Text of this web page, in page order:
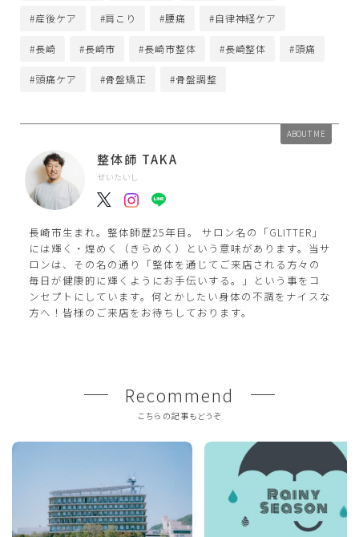
#産後ケア #肩こり #腰痛 #自律神経ケア
#長崎 #長崎市 #長崎市整体 #長崎整体 #頭痛
#頭痛ケア #骨盤矯正 #骨盤調整
ABOUT ME
整体師 TAKA
せいたいし
長崎市生まれ。整体師歴25年目。 サロン名の「GLITTER」
には輝く・煌めく（きらめく）という意味があります。当サ
ロンは、その名の通り「整体を通じてご来店される方々の
毎日が健康的に輝くようにお手伝いする。」という事をコ
ンセプトにしています。何とかしたい身体の不調をナイスな
方へ！皆様のご来店をお待ちしております。
Recommend
こちらの記事もどうぞ